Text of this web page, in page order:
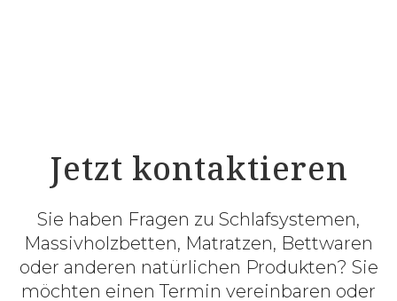
Jetzt kontaktieren
Sie haben Fragen zu Schlafsystemen,
Massivholzbetten, Matratzen, Bettwaren
oder anderen natürlichen Produkten? Sie
möchten einen Termin vereinbaren oder